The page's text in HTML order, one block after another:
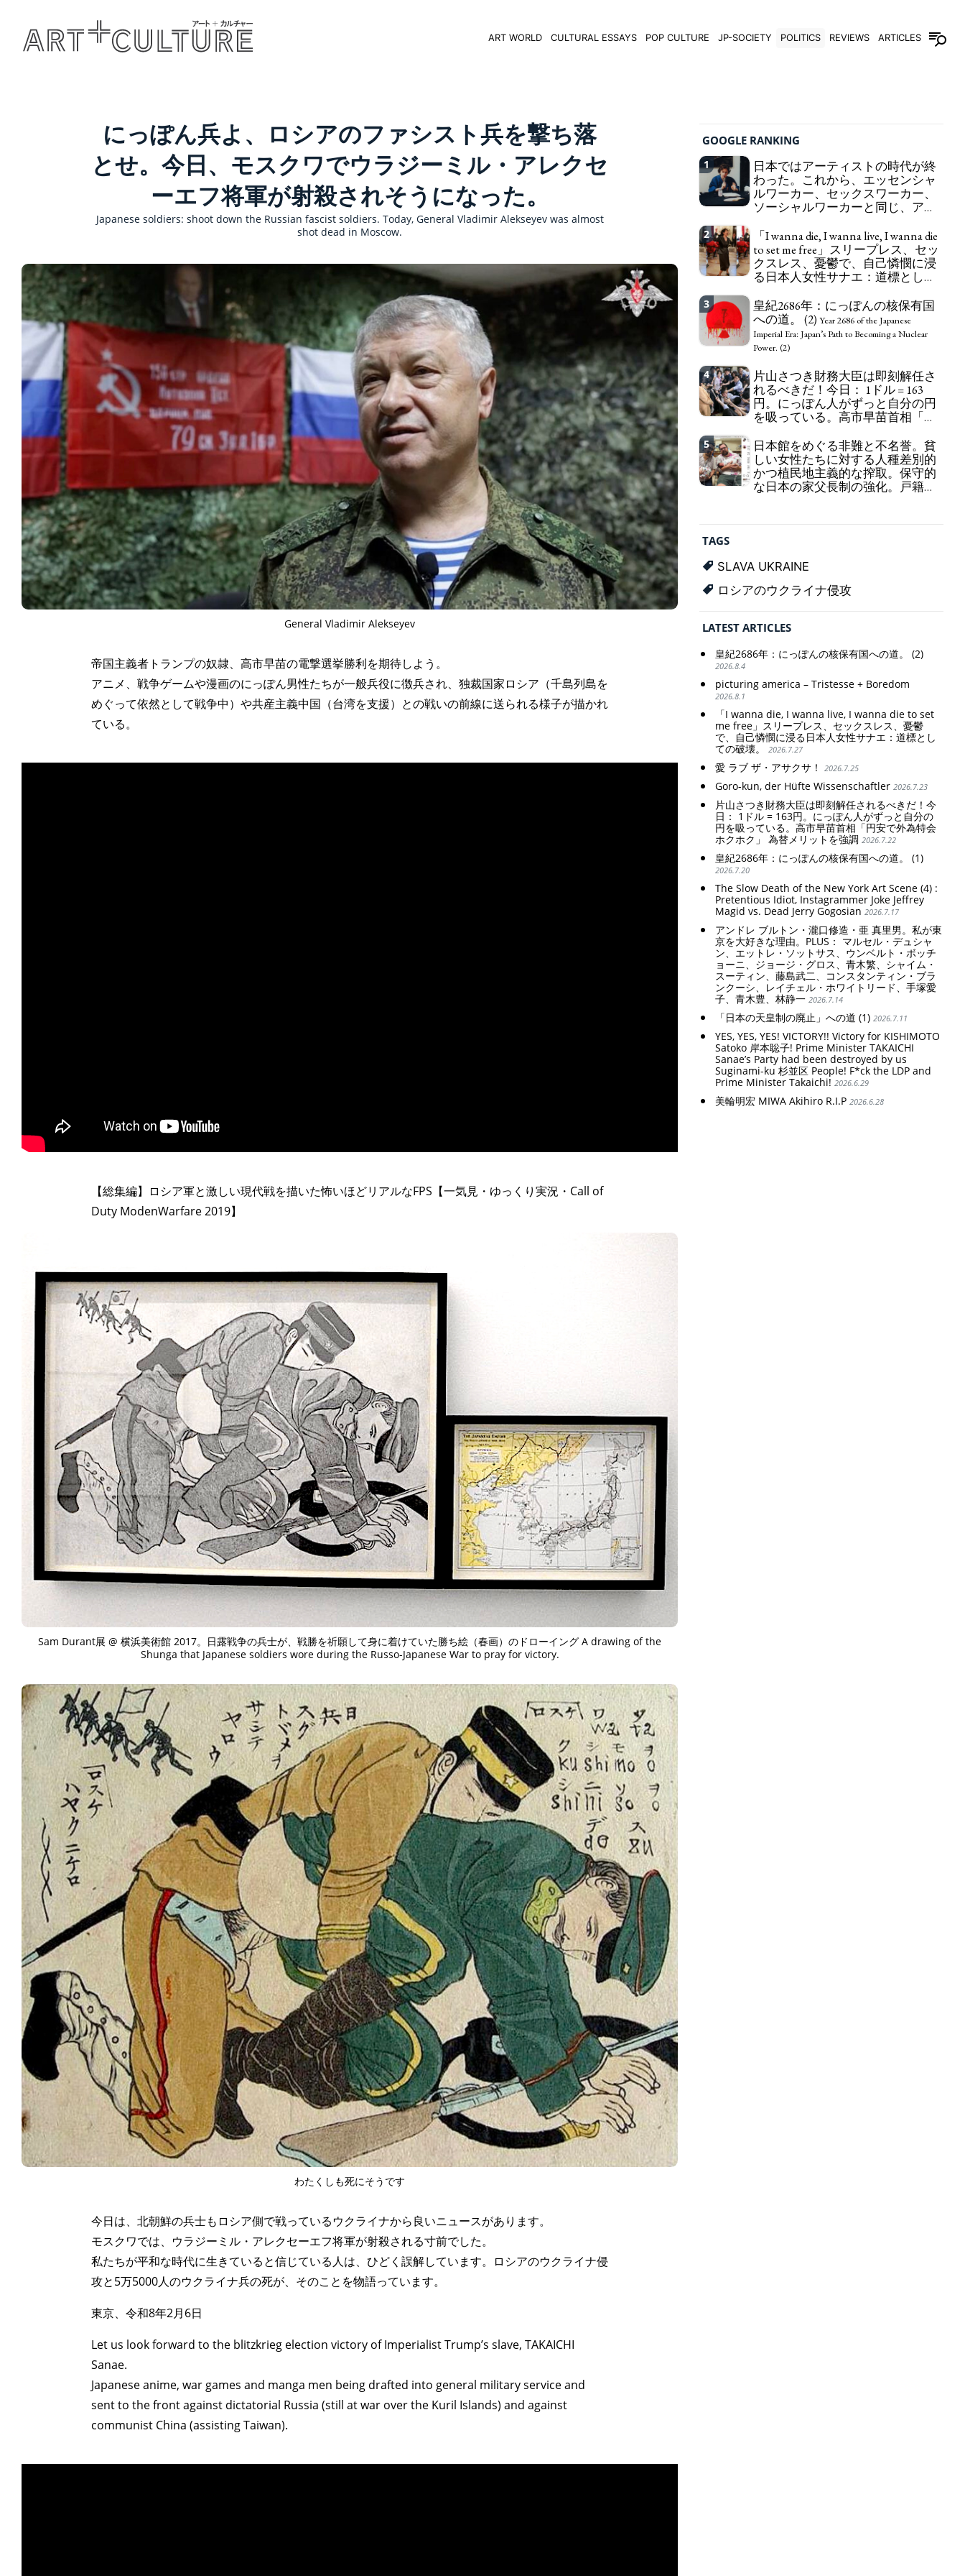
ART WORLD CULTURAL ESSAYS POP CULTURE JP-SOCIETY POLITICS REVIEWS ARTICLES
PEOPLE RANKING
ART WORLD CULTURAL ESSAYS POP CULTURE JP-SOCIETY POLITICS REVIEWS
にっぽん兵よ、ロシアのファシスト兵を撃ち落
とせ。今日、モスクワでウラジーミル・アレクセ
ーエフ将軍が射殺されそうになった。
Japanese soldiers: shoot down the Russian fascist soldiers. Today, General Vladimir Alekseyev was almost
shot dead in Moscow.
General Vladimir Alekseyev
帝国主義者トランプの奴隷、高市早苗の電撃選挙勝利を期待しよう。
アニメ、戦争ゲームや漫画のにっぽん男性たちが一般兵役に徴兵され、独裁国家ロシア（千島列島を
めぐって依然として戦争中）や共産主義中国（台湾を支援）との戦いの前線に送られる様子が描かれ
ている。
【総集編】ロシア軍と激しい現代戦を描いた怖いほどリアルなFPS【一気見・ゆっくり実況・Call of
Duty ModenWarfare 2019】
Sam Durant展 @ 横浜美術館 2017。日露戦争の兵士が、戦勝を祈願して身に着けていた勝ち絵（春画）のドローイング A drawing of the
Shunga that Japanese soldiers wore during the Russo-Japanese War to pray for victory.
わたくしも死にそうです
今日は、北朝鮮の兵士もロシア側で戦っているウクライナから良いニュースがあります。
モスクワでは、ウラジーミル・アレクセーエフ将軍が射殺される寸前でした。
私たちが平和な時代に生きていると信じている人は、ひどく誤解しています。ロシアのウクライナ侵
攻と5万5000人のウクライナ兵の死が、そのことを物語っています。
東京、令和8年2月6日
Let us look forward to the blitzkrieg election victory of Imperialist Trump’s slave, TAKAICHI
Sanae.
Japanese anime, war games and manga men being drafted into general military service and
sent to the front against dictatorial Russia (still at war over the Kuril Islands) and against
communist China (assisting Taiwan).
GOOGLE RANKING
1
日本ではアーティストの時代が終
わった。これから、エッセンシャ
ルワーカー、セックスワーカー、
ソーシャルワーカーと同じ、アー
in Japan the word "artist" into the word "Art
Worker" (similar to "Essential Worker", "Sex Worker"
or "Social Worker")
2
「I wanna die, I wanna live, I wanna die
to set me free」スリープレス、セッ
クスレス、憂鬱で、自己憐憫に浸
る日本人女性サナエ：道標として
die to set me free" - Sanae, a Japanese woman who
is sleepless, sexless, depressive and wallowing in
self-pity: destruction as a guidepost.
3
皇紀2686年：にっぽんの核保有国
への道。 (2) Year 2686 of the Japanese
Imperial Era: Japan’s Path to Becoming a Nuclear
Power. (2)
4
片山さつき財務大臣は即刻解任さ
れるべきだ！今日： 1ドル = 163
円。にっぽん人がずっと自分の円
を吸っている。高市早苗首相「円
ットを強調 Finance Minister KATAYAMA
Satsuki should be fired immediately! Today: 1 US$ =
163 Yen. The Japanese Have Long Been Draining
Their Own Yen. Prime Minister TAKAICHI
5
日本館をめぐる非難と不名誉。貧
しい女性たちに対する人種差別的
かつ植民地主義的な搾取。保守的
な日本の家父長制の強化。戸籍制
registration system. Reinforcement of
discriminatory bloodline ideology.
TAGS
SLAVA UKRAINE
ロシアのウクライナ侵攻
LATEST ARTICLES
皇紀2686年：にっぽんの核保有国への道。 (2)
2026.8.4
picturing america – Tristesse + Boredom
2026.8.1
「I wanna die, I wanna live, I wanna die to set
me free」スリープレス、セックスレス、憂鬱
で、自己憐憫に浸る日本人女性サナエ：道標とし
ての破壊。
2026.7.27
愛 ラブ ザ・アサクサ！ 2026.7.25
Goro-kun, der Hüfte Wissenschaftler 2026.7.23
片山さつき財務大臣は即刻解任されるべきだ！今
日： 1ドル = 163円。にっぽん人がずっと自分の
円を吸っている。高市早苗首相「円安で外為特会
ホクホク」 為替メリットを強調 2026.7.22
皇紀2686年：にっぽんの核保有国への道。 (1)
2026.7.20
The Slow Death of the New York Art Scene (4) :
Pretentious Idiot, Instagrammer Joke Jeffrey
Magid vs. Dead Jerry Gogosian 2026.7.17
アンドレ ブルトン・瀧口修造・亜 真里男。私が東
京を大好きな理由。PLUS： マルセル・デュシャ
ン、エットレ・ソットサス、ウンベルト・ボッチ
ョーニ、ジョージ・グロス、青木繁、シャイム・
スーティン、藤島武二、コンスタンティン・ブラ
ンクーシ、レイチェル・ホワイトリード、手塚愛
子、青木豊、林静一 2026.7.14
「日本の天皇制の廃止」への道 (1) 2026.7.11
YES, YES, YES! VICTORY!! Victory for KISHIMOTO
Satoko 岸本聡子! Prime Minister TAKAICHI
Sanae’s Party had been destroyed by us
Suginami-ku 杉並区 People! F*ck the LDP and
Prime Minister Takaichi! 2026.6.29
美輪明宏 MIWA Akihiro R.I.P 2026.6.28